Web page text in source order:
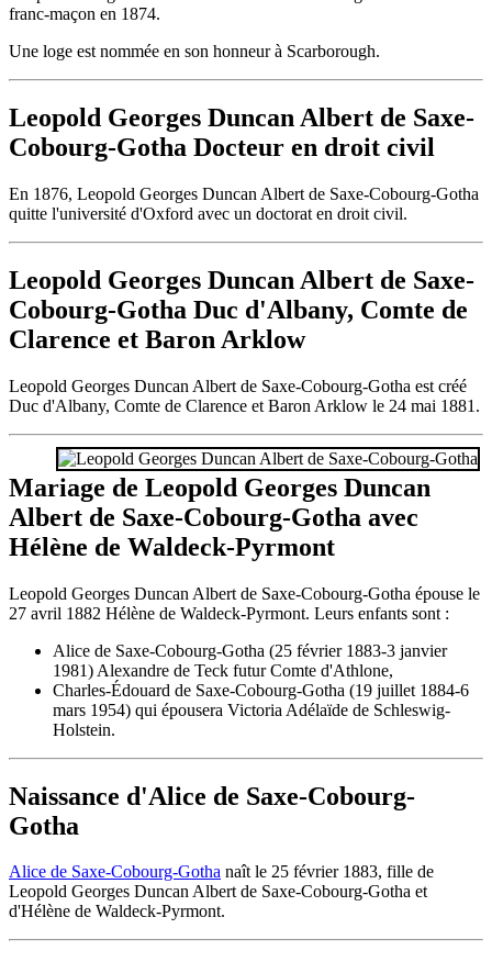
franc-maçon en 1874.
Une loge est nommée en son honneur à Scarborough.
Leopold Georges Duncan Albert de Saxe-
Cobourg-Gotha Docteur en droit civil
En 1876, Leopold Georges Duncan Albert de Saxe-Cobourg-Gotha
quitte l'université d'Oxford avec un doctorat en droit civil.
Leopold Georges Duncan Albert de Saxe-
Cobourg-Gotha Duc d'Albany, Comte de
Clarence et Baron Arklow
Leopold Georges Duncan Albert de Saxe-Cobourg-Gotha est créé
Duc d'Albany, Comte de Clarence et Baron Arklow le 24 mai 1881.
Mariage de Leopold Georges Duncan
Albert de Saxe-Cobourg-Gotha avec
Hélène de Waldeck-Pyrmont
Leopold Georges Duncan Albert de Saxe-Cobourg-Gotha épouse le
27 avril 1882 Hélène de Waldeck-Pyrmont. Leurs enfants sont :
Alice de Saxe-Cobourg-Gotha (25 février 1883-3 janvier
1981) Alexandre de Teck futur Comte d'Athlone,
Charles-Édouard de Saxe-Cobourg-Gotha (19 juillet 1884-6
mars 1954) qui épousera Victoria Adélaïde de Schleswig-
Holstein.
Naissance d'Alice de Saxe-Cobourg-
Gotha
Alice de Saxe-Cobourg-Gotha naît le 25 février 1883, fille de
Leopold Georges Duncan Albert de Saxe-Cobourg-Gotha et
d'Hélène de Waldeck-Pyrmont.